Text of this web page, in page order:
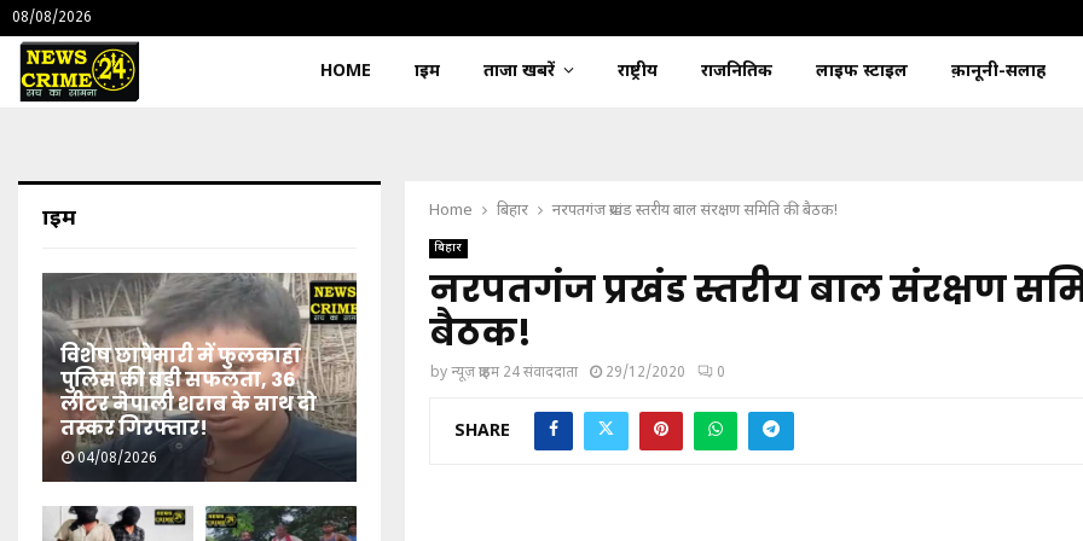
08/08/2026
HOME क्राइम ताजा खबरें राष्ट्रीय राजनितिक लाइफ स्टाइल क़ानूनी-सलाह
Home बिहार नरपतगंज प्रखंड स्तरीय बाल संरक्षण समिति की बैठक!
बिहार
नरपतगंज प्रखंड स्तरीय बाल संरक्षण
बैठक!
byन्यूज़ क्राइम 24 संवाददाता 29/12/2020 0
SHARE
क्राइम
विशेष छापेमारी में फुलकाहा
पुलिस की बड़ी सफलता, 36
लीटर नेपाली शराब के साथ दो
तस्कर गिरफ्तार!
04/08/2026